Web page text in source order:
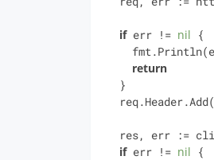
if err != nil {
return
  req.Header.Add(
if err != nil {